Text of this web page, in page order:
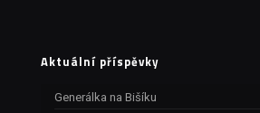
Aktuální příspěvky
Generálka na Bišíku